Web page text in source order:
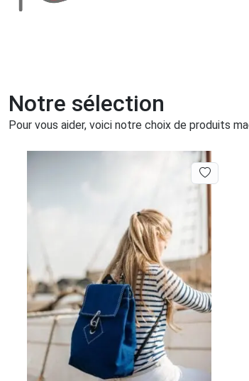
Notre sélection
Pour vous aider, voici notre choix de produits